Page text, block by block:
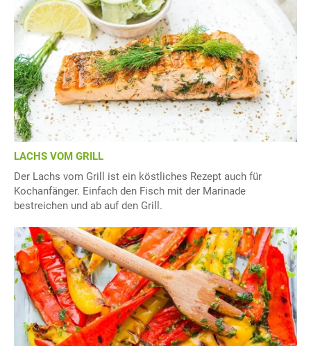
LACHS VOM GRILL
Der Lachs vom Grill ist ein köstliches Rezept auch für
Kochanfänger. Einfach den Fisch mit der Marinade
bestreichen und ab auf den Grill.